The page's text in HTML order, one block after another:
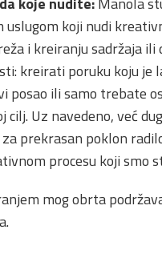
koji nudi
i kreiranju sadržaja ili
kreirati poruku koju
posao ili samo trebate
cilj. Uz navedeno, već
prekrasan poklon
procesu koji smo
mog obrta